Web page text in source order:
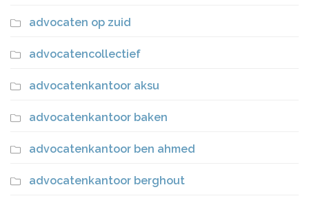
advocaten op zuid
advocatencollectief
advocatenkantoor aksu
advocatenkantoor baken
advocatenkantoor ben ahmed
advocatenkantoor berghout